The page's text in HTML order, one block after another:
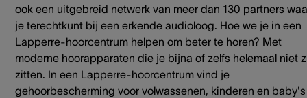
ook een uitgebreid netwerk van meer dan 130 partners
je terechtkunt bij een erkende audioloog. Hoe we je in een
Lapperre-hoorcentrum helpen om beter te horen? Met
moderne hoorapparaten die je bijna of zelfs helemaal niet
zitten. In een Lapperre-hoorcentrum vind je
gehoorbescherming voor volwassenen, kinderen en baby's